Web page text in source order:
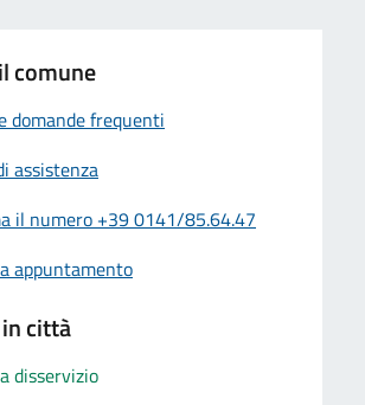
comune
domande frequenti
assistenza
il numero +39 0141/85.64.47
appuntamento
città
disservizio